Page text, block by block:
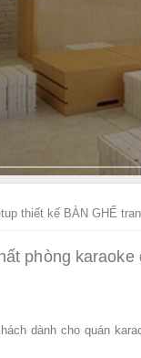
thiết kế BÀN GHẾ
phòng karaoke
dành cho quán